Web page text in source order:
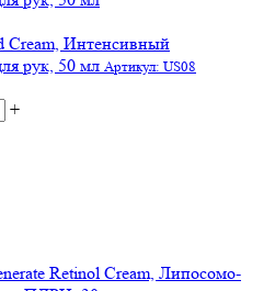
Cream, Интенсивный
рук, 50 мл Артикул: US08
+